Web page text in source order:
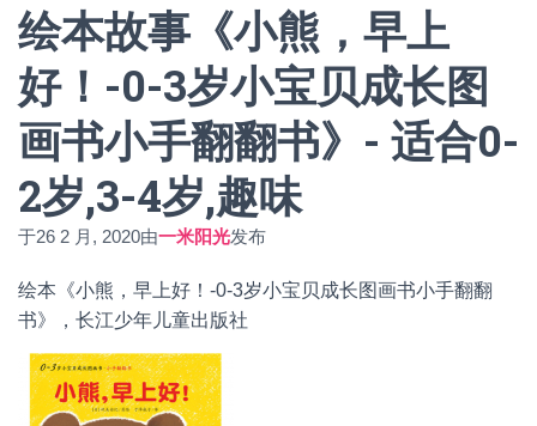
绘本故事《小熊，早上
好！-0-3岁小宝贝成长图
画书小手翻翻书》- 适合0-
2岁,3-4岁,趣味
于26 2 月, 2020由一米阳光发布
绘本《小熊，早上好！-0-3岁小宝贝成长图画书小手翻翻
书》，长江少年儿童出版社